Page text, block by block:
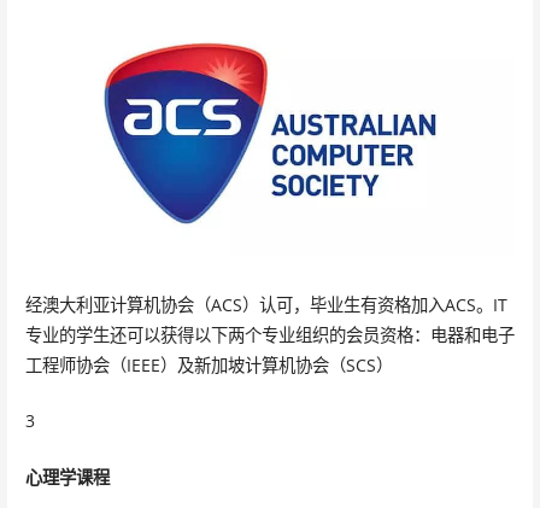
经澳大利亚计算机协会（ACS）认可，毕业生有资格加入ACS。IT
专业的学生还可以获得以下两个专业组织的会员资格：电器和电子
工程师协会（IEEE）及新加坡计算机协会（SCS）
3
心理学课程